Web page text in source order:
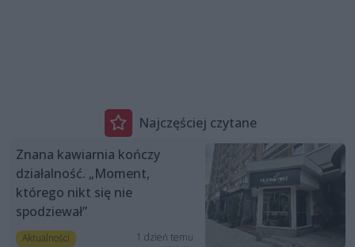
Najczęściej czytane
Znana kawiarnia kończy
działalność. „Moment,
którego nikt się nie
spodziewał”
Aktualności 1 dzień temu